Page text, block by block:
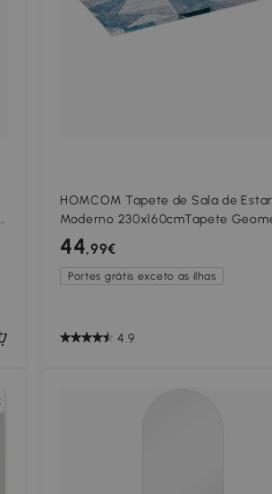
HOMCOM Tapete de Sala de Estar
Moderno 230x160cmTapete
com Base Antiderrapante para
Dormitório Escritório Estúdio
44,99€
Portes grátis exceto as ilhas
4.9